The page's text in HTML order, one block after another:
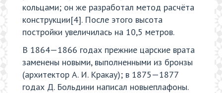
кольцами; он же разработал метод расчёта
конструкции[4]. После этого высота
постройки увеличилась на 10,5 метров.
В 1864—1866 годах прежние царские врата
заменены новыми, выполненными из бронзы
(архитектор А. И. Кракау); в 1875—1877
годах Д. Больдини написал новыеплафоны.